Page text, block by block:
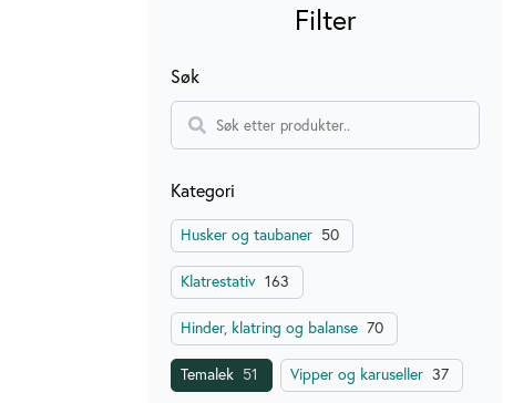
Filter
Søk
Search
Kategori
Husker og taubaner 50
Klatrestativ 163
Hinder, klatring og balanse 70
Temalek 51 Vipper og karuseller 37